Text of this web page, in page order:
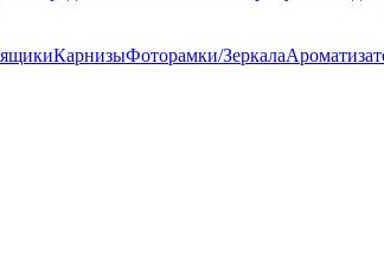
КарнизыФоторамки/Зеркала